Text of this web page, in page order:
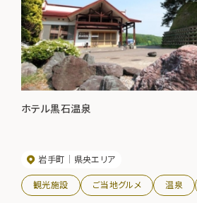
ホテル黒石温泉
岩手町 県央エリア
観光施設 ご当地グルメ 温泉